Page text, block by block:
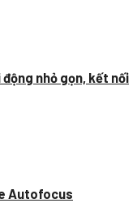
động nhỏ gọn, kết nối
Autofocus